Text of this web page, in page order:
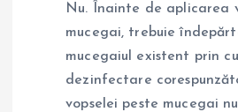
Nu. Înainte de aplicarea
mucegai, trebuie
mucegaiul existent prin
dezinfectare
vopselei peste mucegai